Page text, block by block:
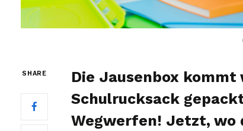
SHARE
Die Jausenbox kommt
Schulrucksack
Wegwerfen! Jetzt, wo